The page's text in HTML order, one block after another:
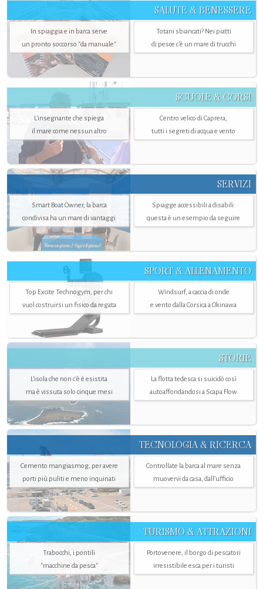
SALUTE & BENESSERE
In spiaggia e in barca serve
un pronto soccorso "da manuale"
Totani sbiancati? Nei piatti
di pesce c'è un mare di trucchi
SCUOLE & CORSI
L'insegnante che spiega
il mare come nessun altro
Centro velico di Caprera,
tutti i segreti di acqua e vento
SERVIZI
Smart Boat Owner, la barca
condivisa ha un mare di vantaggi
Spiagge accessibili a disabili:
questa è un esempio da seguire
SPORT & ALLENAMENTO
Top Excite Technogym, per chi
vuol costruirsi un fisico da regata
Windsurf, a caccia di onde
e vento dalla Corsica a Okinawa
STORIE
L’isola che non c'è è esistita
ma è vissuta solo cinque mesi
La flotta tedesca si suicidò così
autoaffondandosi a Scapa Flow
TECNOLOGIA & RICERCA
Cemento mangiasmog, per avere
porti più puliti e meno inquinati
Controllate la barca al mare senza
muovervi da casa, dall’ufficio
TURISMO & ATTRAZIONI
Trabocchi, i pontili
"macchine da pesca"
Portovenere, il borgo di pescatori
irresistibile esca per i turisti